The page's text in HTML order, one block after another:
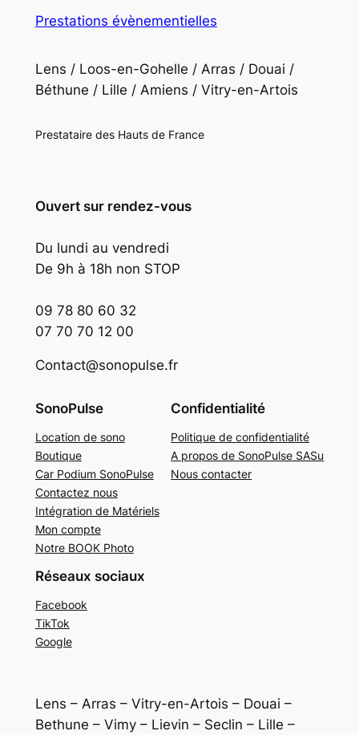
Prestations évènementielles
Lens / Loos-en-Gohelle / Arras / Douai /
Béthune / Lille / Amiens / Vitry-en-Artois
Prestataire des Hauts de France
Ouvert sur rendez-vous
Du lundi au vendredi
De 9h à 18h non STOP
09 78 80 60 32
07 70 70 12 00
Contact@sonopulse.fr
SonoPulse
Location de sono
Boutique
Car Podium SonoPulse
Contactez nous
Intégration de Matériels
Mon compte
Notre BOOK Photo
Confidentialité
Politique de confidentialité
A propos de SonoPulse SASu
Nous contacter
Réseaux sociaux
Facebook
TikTok
Google
Lens – Arras – Vitry-en-Artois – Douai –
Bethune – Vimy – Lievin – Seclin – Lille –